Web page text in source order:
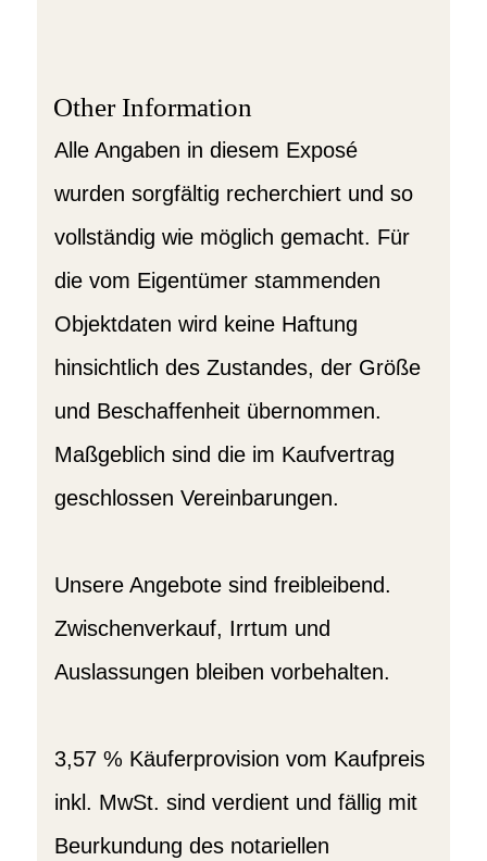
Other Information
Alle Angaben in diesem Exposé
wurden sorgfältig recherchiert und so
vollständig wie möglich gemacht. Für
die vom Eigentümer stammenden
Objektdaten wird keine Haftung
hinsichtlich des Zustandes, der Größe
und Beschaffenheit übernommen.
Maßgeblich sind die im Kaufvertrag
geschlossen Vereinbarungen.
Unsere Angebote sind freibleibend.
Zwischenverkauf, Irrtum und
Auslassungen bleiben vorbehalten.
3,57 % Käuferprovision vom Kaufpreis
inkl. MwSt. sind verdient und fällig mit
Beurkundung des notariellen